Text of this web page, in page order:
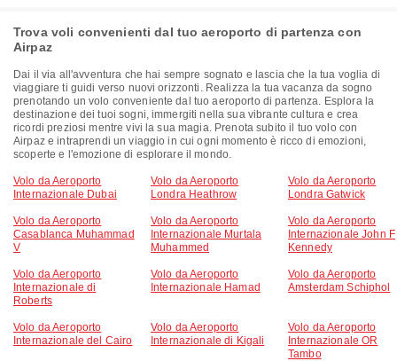
Trova voli convenienti dal tuo aeroporto di partenza con
Airpaz
Dai il via all'avventura che hai sempre sognato e lascia che la tua voglia di
viaggiare ti guidi verso nuovi orizzonti. Realizza la tua vacanza da sogno
prenotando un volo conveniente dal tuo aeroporto di partenza. Esplora la
destinazione dei tuoi sogni, immergiti nella sua vibrante cultura e crea
ricordi preziosi mentre vivi la sua magia. Prenota subito il tuo volo con
Airpaz e intraprendi un viaggio in cui ogni momento è ricco di emozioni,
scoperte e l'emozione di esplorare il mondo.
Volo da Aeroporto
Internazionale Dubai
Volo da Aeroporto
Londra Heathrow
Volo da Aeroporto
Londra Gatwick
Volo da Aeroporto
Casablanca Muhammad
V
Volo da Aeroporto
Internazionale Murtala
Muhammed
Volo da Aeroporto
Internazionale John F
Kennedy
Volo da Aeroporto
Internazionale di
Roberts
Volo da Aeroporto
Internazionale Hamad
Volo da Aeroporto
Amsterdam Schiphol
Volo da Aeroporto
Internazionale del Cairo
Volo da Aeroporto
Internazionale di Kigali
Volo da Aeroporto
Internazionale OR
Tambo